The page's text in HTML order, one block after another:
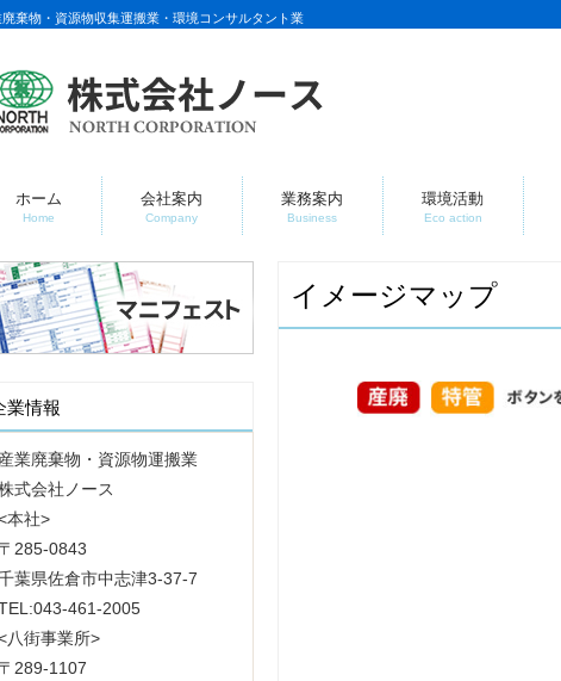
廃棄物・資源物収集運搬業・環境コンサルタント業
ホーム
Home
会社案内
Company
業務案内
Business
環境活動
Eco action
イメージマップ
業情報
産業廃棄物・資源物運搬業
式会社ノース
本社>
〒285-0843
葉県佐倉市中志津3-37-7
461-2005
八街事業所>
〒289-1107